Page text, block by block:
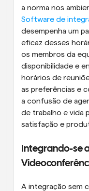
Software de
desempenha um
eficaz desses
os membros da
disponibilidade e
horários de
as preferências e
a confusão de
de trabalho e vida
satisfação e
Integrando-se
A integração sem